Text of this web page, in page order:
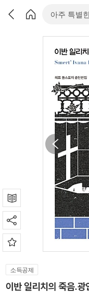
소득공제
이반 일리치의 죽음.광